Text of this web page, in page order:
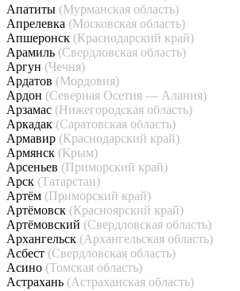
Апатиты (Мурманская область)
Апрелевка (Московская область)
Апшеронск (Краснодарский край)
Арамиль (Свердловская область)
Аргун (Чечня)
Ардатов (Мордовия)
Ардон (Северная Осетия — Алания)
Арзамас (Нижегородская область)
Аркадак (Саратовская область)
Армавир (Краснодарский край)
Армянск (Крым)
Арсеньев (Приморский край)
Арск (Татарстан)
Артём (Приморский край)
Артёмовск (Красноярский край)
Артёмовский (Свердловская область)
Архангельск (Архангельская область)
Асбест (Свердловская область)
Асино (Томская область)
Астрахань (Астраханская область)